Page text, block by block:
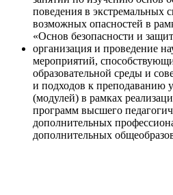
поведения в экстремальных
возможных опасностей в
«Основ безопасности и
организация и проведение
мероприятий,
образовательной среды и
и подходов к преподаванию
(модулей) в рамках
программ высшего
дополнительных
дополнительных